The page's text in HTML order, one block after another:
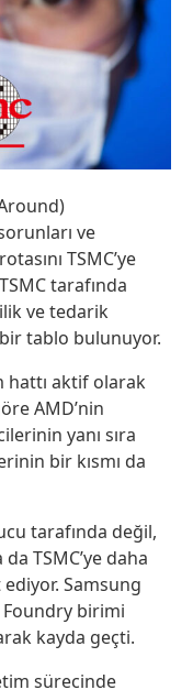
ve
TSMC’ye
tarafında
ve tedarik
tablo bulunuyor.
hattı aktif olarak
AMD’nin
yanı sıra
bir kısmı da
tarafında değil,
TSMC’ye daha
Samsung
Foundry birimi
kayda geçti.
sürecinde